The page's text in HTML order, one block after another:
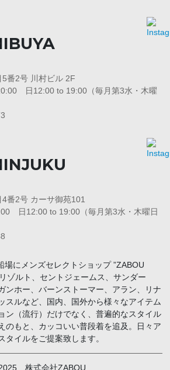
番2号 川村ビル 2F
日12:00 to 19:00（毎月第3水・木曜
番2号 カーサ御苑101
日12:00 to 19:00（毎月第3水・木曜日
場にメンズセレクトショップ ”ZABOU
ゾルト、セントジェームス、サンダー
ンホー、バーンストーマー、アラン、リナ
スルなど、国内、国外から様々なアイテム
ン（流行）だけでなく、普遍的なスタイル
のもと、カッコいい普段着を追及。日々ア
タイルをご提案致します。
株式会社ZABOU